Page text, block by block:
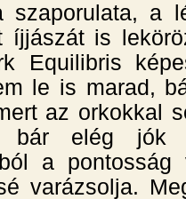
szaporulata, a
íjjászát is
Equilibris
le is marad,
az orkokkal
bár elég jók
a pontosság
varázsolja.